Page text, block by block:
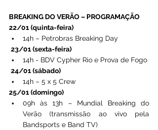
BREAKING DO VERÃO – PROGRAMAÇÃO
22/01 (quinta-feira)
14h – Petrobras Breaking Day
23/01 (sexta-feira)
14h - BDV Cypher Rio e Prova de Fogo
24/01 (sábado)
14h – 5 x 5 Crew
25/01 (domingo)
09h às 13h – Mundial Breaking do
Verão (transmissão ao vivo pela
Bandsports e Band TV)